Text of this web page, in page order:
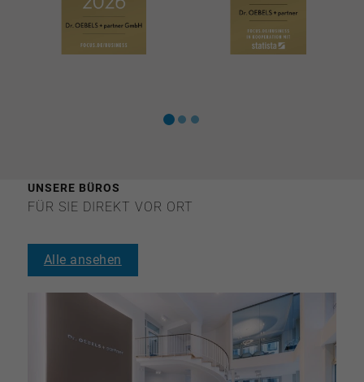
UNSERE BÜROS
FÜR SIE DIREKT VOR ORT
Alle ansehen